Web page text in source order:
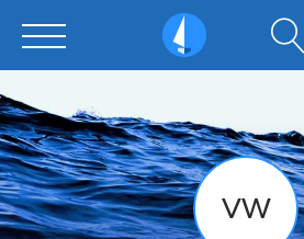
Sailarena
VW